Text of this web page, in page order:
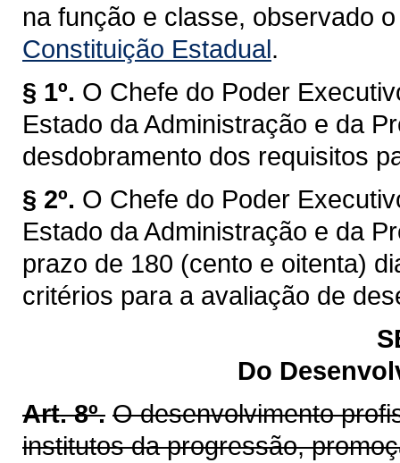
na função e classe, observado
Constituição Estadual.
§ 1º. O Chefe do Poder
Estado da Administração e da
desdobramento dos requisitos
§ 2º. O Chefe do Poder
Estado da Administração e da
prazo de 180 (cento e oitenta)
critérios para a avaliação de
Do
Art. 8º. O desenvolvimento
institutos da progressão,